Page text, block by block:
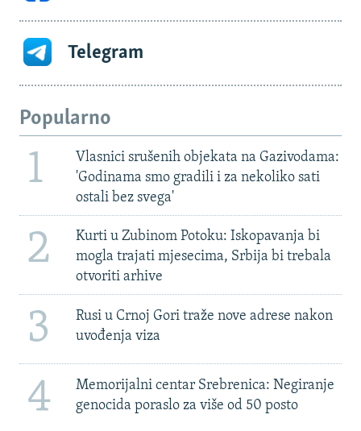
Telegram
Popularno
1
Vlasnici srušenih objekata na Gazivodama:
'Godinama smo gradili i za nekoliko sati
ostali bez svega'
2
Kurti u Zubinom Potoku: Iskopavanja bi
mogla trajati mjesecima, Srbija bi trebala
otvoriti arhive
3
Rusi u Crnoj Gori traže nove adrese nakon
uvođenja viza
4
Memorijalni centar Srebrenica: Negiranje
genocida poraslo za više od 50 posto